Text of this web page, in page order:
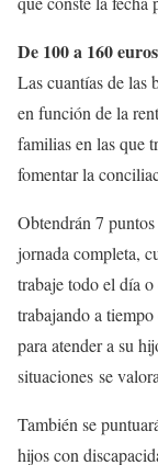
De 100 a 160 euros
Las cuantías de las
en función de la
familias en las que
fomentar la
Obtendrán 7
jornada completa,
trabaje todo el día
trabajando a
para atender a su
situaciones se
También se
hijos con